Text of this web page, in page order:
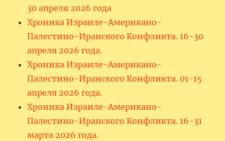
30 апреля 2026 года
Хроника Израиле-Американо-
Палестино-Иранского Конфликта. 16-30
апреля 2026 года.
Хроника Израиле-Американо-
Палестино-Иранского Конфликта. 01-15
апреля 2026 года.
Хроника Израиле-Американо-
Палестино-Иранского Конфликта. 16-31
марта 2026 года.